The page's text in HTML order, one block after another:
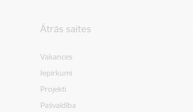
Ātrās saites
Vakances
Iepirkumi
Projekti
Pašvaldība